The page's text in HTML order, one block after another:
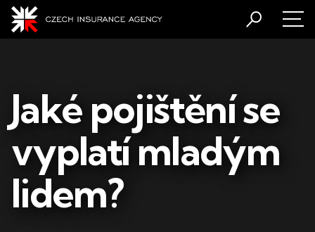
Jaké pojištění se
vyplatí mladým
lidem?